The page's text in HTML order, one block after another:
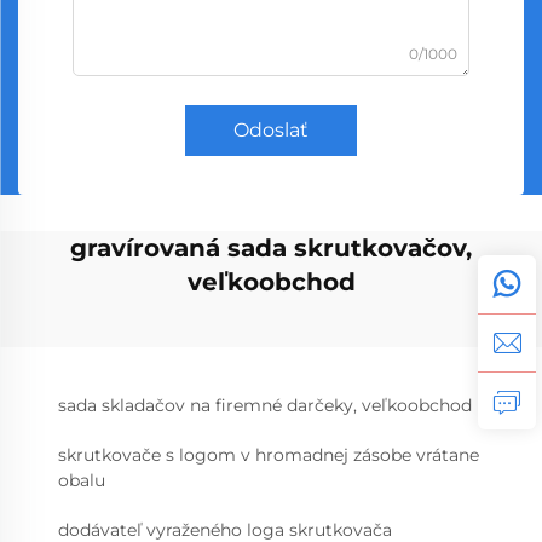
0/1000
Odoslať
gravírovaná sada skrutkovačov,
veľkoobchod
sada skladačov na firemné darčeky, veľkoobchod
skrutkovače s logom v hromadnej zásobe vrátane
obalu
dodávateľ vyraženého loga skrutkovača